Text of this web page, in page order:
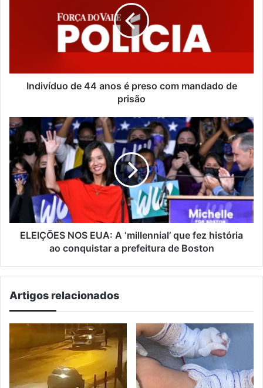
de
prisãoIndivíduo de 44 anos é preso com mandado de
prisão
ELEIÇÕES
NOS
EUA:
A
‘millennial’
que
fez
história
ao
conquistar
de
ELEIÇÕES NOS EUA: A ‘millennial’ que fez história
ao conquistar a prefeitura de Boston
Artigos relacionados